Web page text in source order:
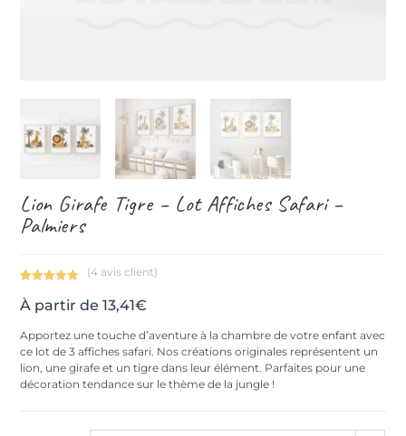
Lion Girafe Tigre – Lot Affiches Safari –
Palmiers
sur 5
notations
(4 avis client)
À partir de13,41€
Apportez une touche d’aventure à la chambre de votre enfant avec
ce lot de 3 affiches safari. Nos créations originales représentent un
lion, une girafe et un tigre dans leur élément. Parfaites pour une
décoration tendance sur le thème de la jungle !